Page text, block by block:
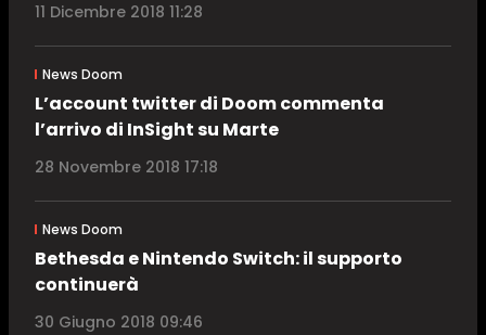
11 Dicembre 2018 11:28
News Doom
L’account twitter di Doom commenta
l’arrivo di InSight su Marte
28 Novembre 2018 17:18
News Doom
Bethesda e Nintendo Switch: il supporto
continuerà
30 Giugno 2018 09:46